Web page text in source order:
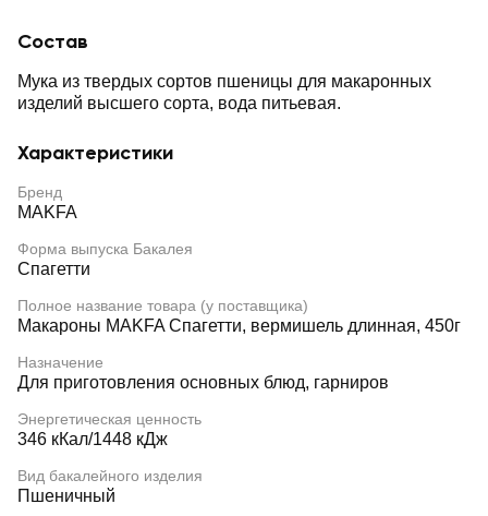
Состав
Мука из твердых сортов пшеницы для макаронных
изделий высшего сорта, вода питьевая.
Характеристики
Бренд
MAKFA
Форма выпуска Бакалея
Спагетти
Полное название товара (у поставщика)
Макароны MAKFA Спагетти, вермишель длинная, 450г
Назначение
Для приготовления основных блюд, гарниров
Энергетическая ценность
346 кКал/1448 кДж
Вид бакалейного изделия
Пшеничный